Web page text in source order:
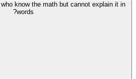
know the math but cannot explain it in
words?